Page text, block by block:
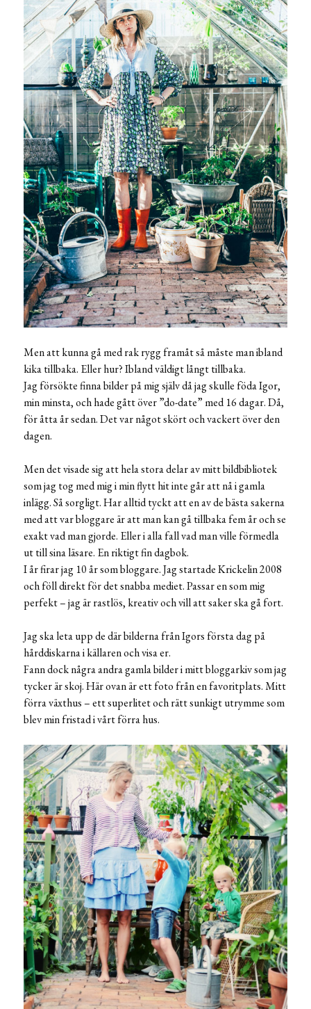
Men att kunna gå med rak rygg framåt så måste man ibland
kika tillbaka. Eller hur? Ibland väldigt långt tillbaka.
Jag försökte finna bilder på mig själv då jag skulle föda Igor,
min minsta, och hade gått över ”do-date” med 16 dagar. Då,
för åtta år sedan. Det var något skört och vackert över den
dagen.
Men det visade sig att hela stora delar av mitt bildbibliotek
som jag tog med mig i min flytt hit inte går att nå i gamla
inlägg. Så sorgligt. Har alltid tyckt att en av de bästa sakerna
med att var bloggare är att man kan gå tillbaka fem år och se
exakt vad man gjorde. Eller i alla fall vad man ville förmedla
ut till sina läsare. En riktigt fin dagbok.
I år firar jag 10 år som bloggare. Jag startade Krickelin 2008
och föll direkt för det snabba mediet. Passar en som mig
perfekt – jag är rastlös, kreativ och vill att saker ska gå fort.
Jag ska leta upp de där bilderna från Igors första dag på
hårddiskarna i källaren och visa er.
Fann dock några andra gamla bilder i mitt bloggarkiv som jag
tycker är skoj. Här ovan är ett foto från en favoritplats. Mitt
förra växthus – ett superlitet och rätt sunkigt utrymme som
blev min fristad i vårt förra hus.